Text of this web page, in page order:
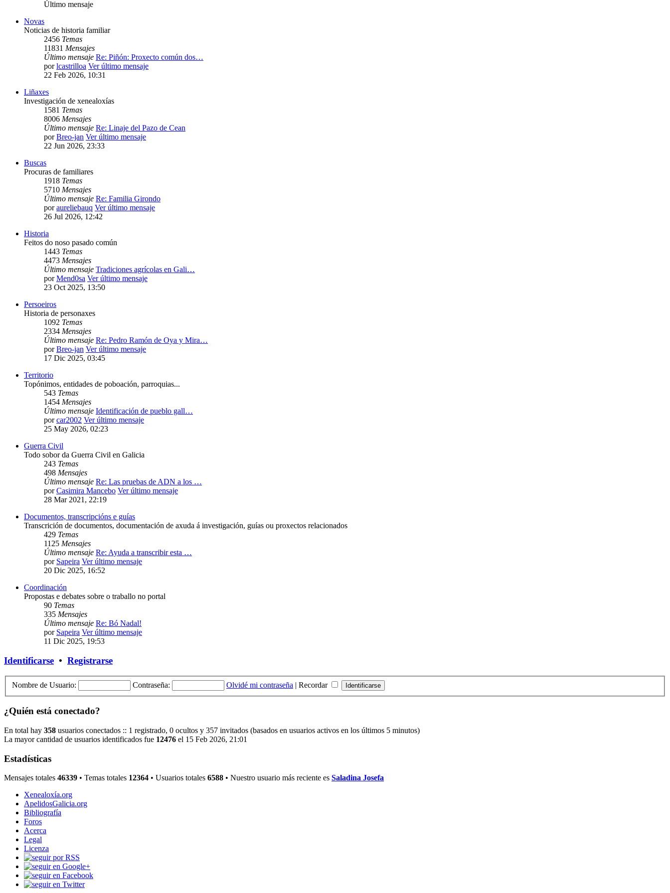
Último mensaje
Novas
Noticias de historia familiar
2456 Temas
11831 Mensajes
Último mensaje Re: Piñón: Proxecto común dos…
porlcastrilloa Ver último mensaje
22 Feb 2026, 10:31
Liñaxes
Investigación de xenealoxías
1581 Temas
8006 Mensajes
Último mensaje Re: Linaje del Pazo de Cean
porBreo-jan Ver último mensaje
22 Jun 2026, 23:33
Buscas
Procuras de familiares
1918 Temas
5710 Mensajes
Último mensaje Re: Familia Girondo
poraureliebauq Ver último mensaje
26 Jul 2026, 12:42
Historia
Feitos do noso pasado común
1443 Temas
4473 Mensajes
Último mensaje Tradiciones agrícolas en Gali…
porMend0sa Ver último mensaje
23 Oct 2025, 13:50
Persoeiros
Historia de personaxes
1092 Temas
2334 Mensajes
Último mensaje Re: Pedro Ramón de Oya y Mira…
porBreo-jan Ver último mensaje
17 Dic 2025, 03:45
Territorio
Topónimos, entidades de poboación, parroquias...
543 Temas
1454 Mensajes
Último mensaje Identificación de pueblo gall…
porcar2002 Ver último mensaje
25 May 2026, 02:23
Guerra Civil
Todo sobor da Guerra Civil en Galicia
243 Temas
498 Mensajes
Último mensaje Re: Las pruebas de ADN a los …
porCasimira Mancebo Ver último mensaje
28 Mar 2021, 22:19
Documentos, transcripcións e guías
Transcrición de documentos, documentación de axuda á investigación, guías ou proxectos relacionados
429 Temas
1125 Mensajes
Último mensaje Re: Ayuda a transcribir esta …
por Sapeira Ver último mensaje
20 Dic 2025, 16:52
Coordinación
Propostas e debates sobre o traballo no portal
90 Temas
335 Mensajes
Último mensaje Re: Bó Nadal!
por Sapeira Ver último mensaje
11 Dic 2025, 19:53
Identificarse • Registrarse
Nombre de Usuario: Contraseña: Olvidé mi contraseña | Recordar
¿Quién está conectado?
En total hay 358 usuarios conectados :: 1 registrado, 0 ocultos y 357 invitados (basados en usuarios activos en los últimos 5 minutos)
La mayor cantidad de usuarios identificados fue 12476 el 15 Feb 2026, 21:01
Estadísticas
Mensajes totales 46339 • Temas totales 12364 • Usuarios totales 6588 • Nuestro usuario más reciente es Saladina Josefa
Xenealoxía.org
ApelidosGalicia.org
Bibliografía
Foros
Acerca
Legal
Licenza